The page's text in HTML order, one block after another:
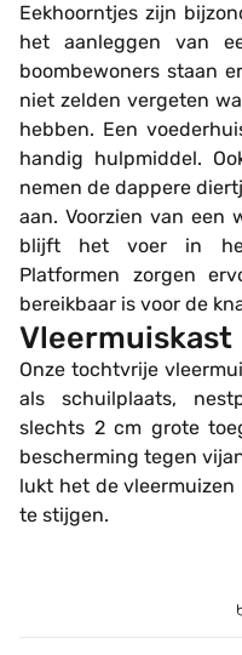
Eekhoorntjes zijn
het aanleggen van
boombewoners staan
niet zelden vergeten
hebben. Een
handig hulpmiddel.
nemen de dappere
aan. Voorzien van een
blijft het voer in
Platformen zorgen
bereikbaar is voor de
Vleermuiskast
Onze tochtvrije
als schuilplaats,
slechts 2 cm grote
bescherming tegen
lukt het de vleermuizen
te stijgen.